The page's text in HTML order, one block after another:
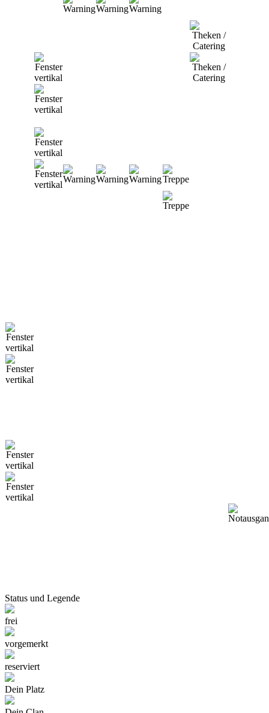
Status und Legende
frei
vorgemerkt
reserviert
Dein Platz